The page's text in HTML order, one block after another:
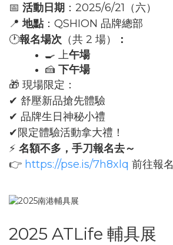
📅 活動日期 ：2025/6/21（六）
📍地點：QSHION 品牌總部
🕐報名場次 （共 2 場）
：
🍳 上午場
🍰 下午場
🎁 現場限定：
✔ 舒壓新品搶先體驗
✔ 品牌生日神秘小禮
✔限定體驗活動拿大禮！
⚡ 名額不多，手刀報名去～
👉 https://pse.is/7h8xlq 前往報名
2025 ATLife 輔具展